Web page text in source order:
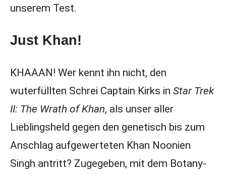
unserem Test.
Just Khan!
KHAAAN! Wer kennt ihn nicht, den
wuterfüllten Schrei Captain Kirks in Star Trek
II: The Wrath of Khan, als unser aller
Lieblingsheld gegen den genetisch bis zum
Anschlag aufgewerteten Khan Noonien
Singh antritt? Zugegeben, mit dem Botany-